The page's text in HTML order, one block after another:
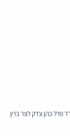
פרל כהן צדק לצר ברץ